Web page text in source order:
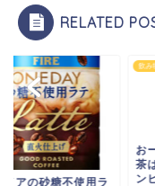
RELATED
イアの砂糖不使用ラ
飲み
お
茶
ン